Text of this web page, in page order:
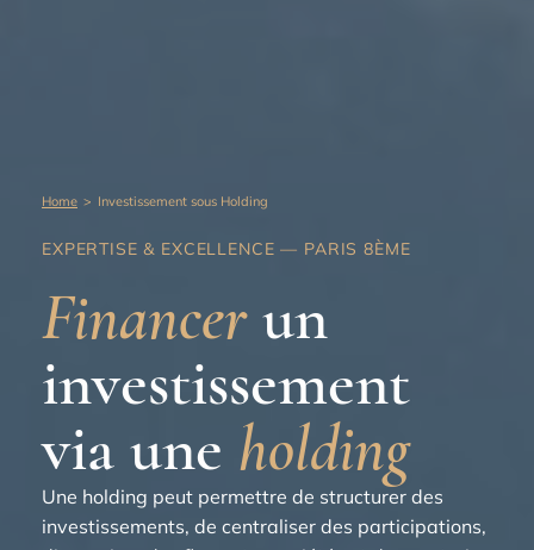
Home > Investissement sous Holding
EXPERTISE & EXCELLENCE — PARIS 8ÈME
Financerun
investissement
via une holding
Une holding peut permettre de structurer des
investissements, de centraliser des participations,